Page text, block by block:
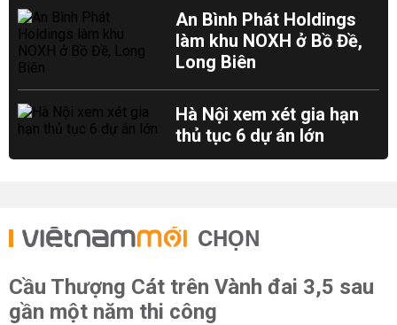
An Bình Phát Holdings
làm khu NOXH ở Bồ Đề,
Long Biên
Hà Nội xem xét gia hạn
thủ tục 6 dự án lớn
CHỌN
Cầu Thượng Cát trên Vành đai 3,5 sau
gần một năm thi công